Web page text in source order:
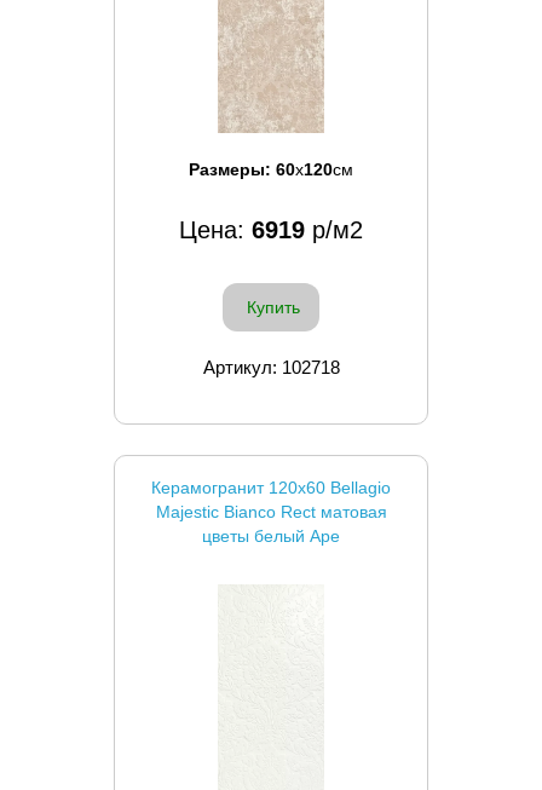
Размеры: 60x120см
Цена: 6919 р/м2
Купить
Артикул: 102718
Керамогранит 120x60 Bellagio
Majestic Bianco Rect матовая
цветы белый Ape